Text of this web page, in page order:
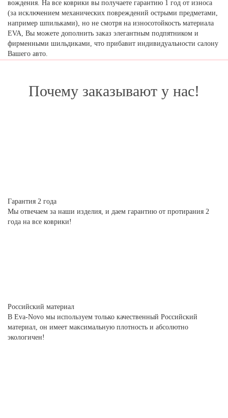
вождения. На все коврики вы получаете гарантию 1 год от износа
(за исключением механических повреждений острыми предметами,
например шпильками), но не смотря на износотойкость материала
EVA, Вы можете дополнить заказ элегантным подпятником и
фирменными шильдиками, что прибавит индивидуальности салону
Вашего авто.
Почему заказывают у нас!
Гарантия 2 года
Мы отвечаем за наши изделия, и даем гарантию от протирания 2
года на все коврики!
Российский материал
В Eva-Novo мы используем только качественный Российский
материал, он имеет максимальную плотность и абсолютно
экологичен!